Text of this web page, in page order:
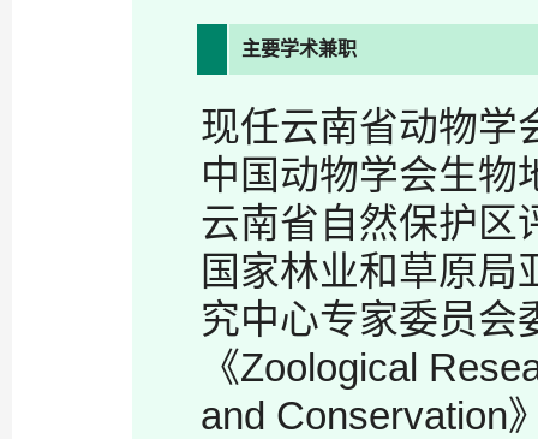
主要学术兼职
现任云南省动物学
中国动物学会生物
云南省自然保护区
国家林业和草原局
究中心专家委员会
《Zoological
and Conservation